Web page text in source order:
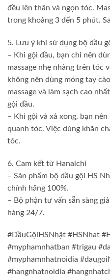
đều lên thân và ngọn tóc.
trong khoảng 3 đến 5 phút.
5. Lưu ý khi sử dụng bộ dầu
– Khi gội đầu, bạn chỉ nên
massage nhẹ nhàng trên tóc
không nên dùng móng tay
massage và làm sạch cao
gội đầu.
– Khi gội và xả xong, bạn
quanh tóc. Việc dùng khăn
tóc.
6. Cam kết từ Hanaichi
– Sản phẩm bộ dầu gội HS
chính hãng 100%.
– Bộ phận tư vấn sẵn sàng
hàng 24/7.
#DầuGộiHSNhật #HSNhat
#myphamnhatban #trigau
#myphamnhatnoidia
#hangnhatnoidia